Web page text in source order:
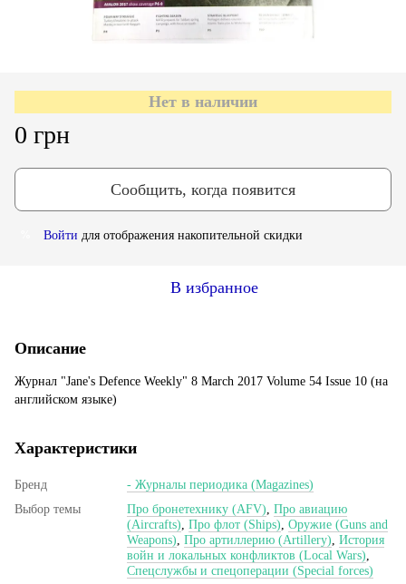
Нет в наличии
0 грн
Сообщить, когда появится
Войти для отображения накопительной скидки
В избранное
Описание
Журнал "Jane's Defence Weekly" 8 March 2017 Volume 54 Issue 10 (на
английском языке)
Характеристики
Бренд
- Журналы периодика (Magazines)
Выбор темы
Про бронетехнику (AFV) Про авиацию
(Aircrafts) Про флот (Ships) Оружие (Guns and
Weapons) Про артиллерию (Artillery) История
войн и локальных конфликтов (Local Wars)
Спецслужбы и спецоперации (Special forces)